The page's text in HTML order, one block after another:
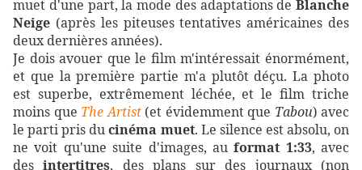
muet d'une part, la mode des adaptations de Blanche
Neige (après les piteuses tentatives américaines des
deux dernières années).
Je dois avouer que le film m'intéressait énormément,
et que la première partie m'a plutôt déçu. La photo
est superbe, extrêmement léchée, et le film triche
moins que The Artist(et évidemment que Tabou) avec
le parti pris ducinéma muet. Le silence est absolu, on
ne voit qu'une suite d'images, auformat 1:33, avec
desintertitres, des plans sur des journaux (non